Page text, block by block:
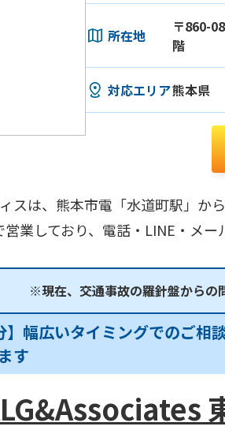
所在地
〒860-
階
対応エリア熊本県
スは、熊本市電「水道町駅」か
業しており、電話・LINE・メ
※現在、交通事故の羅針盤からの
】幅広いタイミングでのご
す